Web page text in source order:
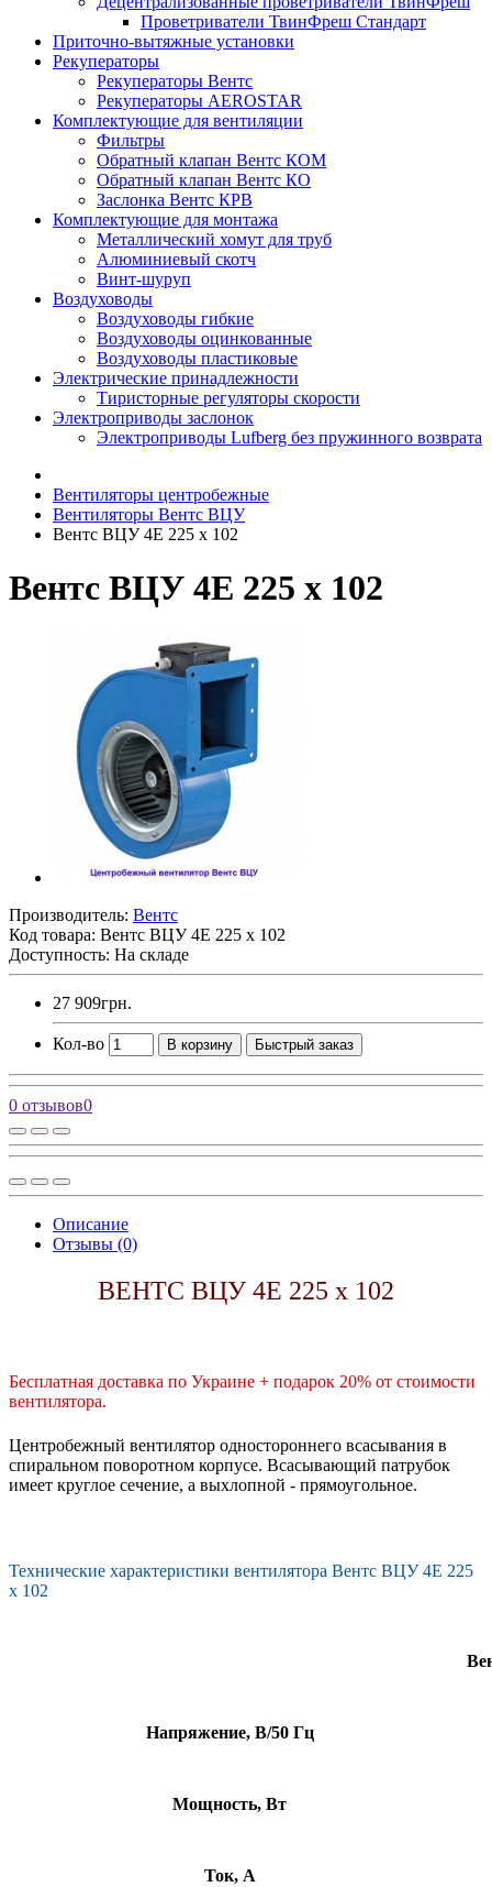
Проветриватели ТвинФреш Стандарт
Приточно-вытяжные установки
Рекуператоры
Рекуператоры Вентс
Рекуператоры AEROSTAR
Комплектующие для вентиляции
Фильтры
Обратный клапан Вентс КОМ
Обратный клапан Вентс КО
Заслонка Вентс КРВ
Комплектующие для монтажа
Металлический хомут для труб
Алюминиевый скотч
Винт-шуруп
Воздуховоды
Воздуховоды гибкие
Воздуховоды оцинкованные
Воздуховоды пластиковые
Электрические принадлежности
Тиристорные регуляторы скорости
Электроприводы заслонок
Электроприводы Lufberg без пружинного возврата
Вентиляторы центробежные
Вентиляторы Вентс ВЦУ
Вентс ВЦУ 4Е 225 х 102
Вентс ВЦУ 4Е 225 х 102
Производитель: Вентс
Код товара: Вентс ВЦУ 4Е 225 х 102
Доступность: На складе
27 909грн.
Кол-во В корзину Быстрый заказ
0 отзывов0
Описание
Отзывы (0)
ВЕНТС ВЦУ 4Е 225 х 102
Бесплатная доставка по Украине + подарок 20% от стоимости
вентилятора.
Центробежный вентилятор одностороннего всасывания в
спиральном поворотном корпусе. Всасывающий патрубок
имеет круглое сечение, а выхлопной - прямоугольное.
Технические характеристики вентилятора Вентс ВЦУ 4Е 225
х 102
Напряжение, В/50 Гц
Мощность, Вт
Ток, А